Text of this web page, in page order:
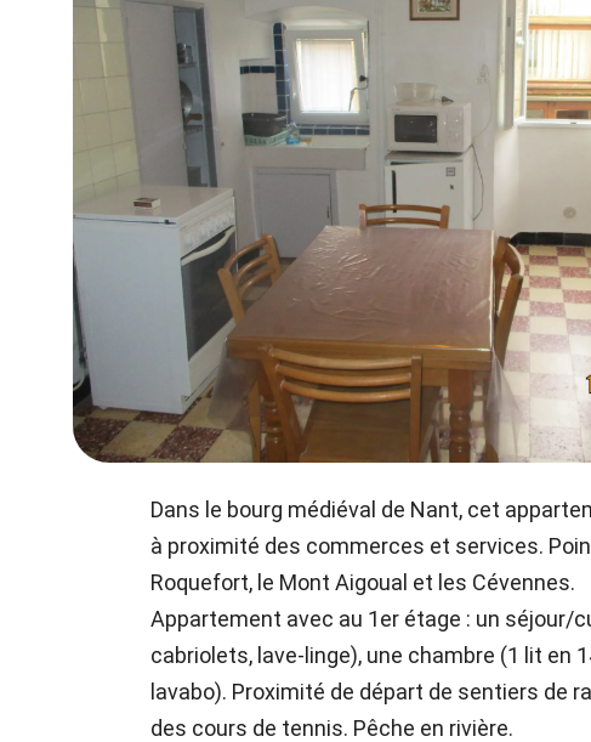
Dans le bourg médiéval de Nant, cet
à proximité des commerces et services.
Roquefort, le Mont Aigoual et les Cévennes.
Appartement avec au 1er étage : un séjour/
cabriolets, lave-linge), une chambre (1 lit en
lavabo). Proximité de départ de sentiers de
des cours de tennis. Pêche en rivière.